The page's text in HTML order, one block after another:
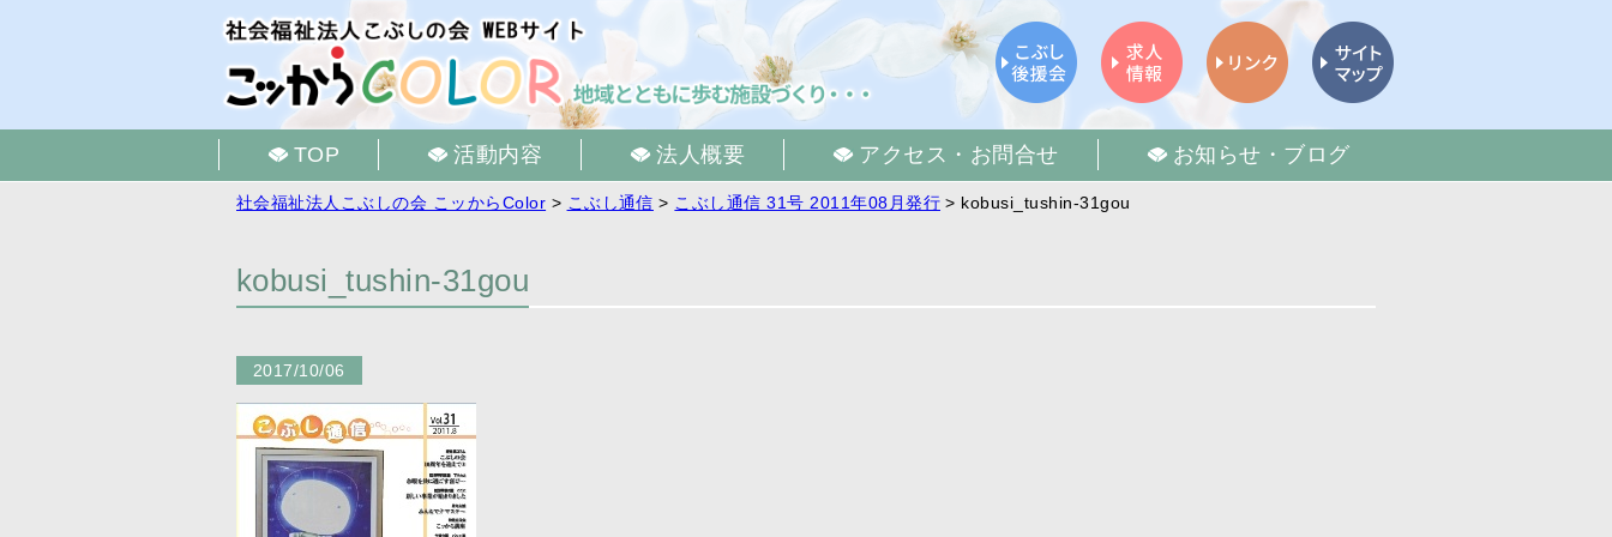
TOP 活動内容 法人概要 アクセス・お問合せ お知らせ・ブログ
社会福祉法人こぶしの会 こッからColor > こぶし通信 > こぶし通信 31号 2011年08月発行 > kobusi_tushin-31gou
kobusi_tushin-31gou
2017/10/06